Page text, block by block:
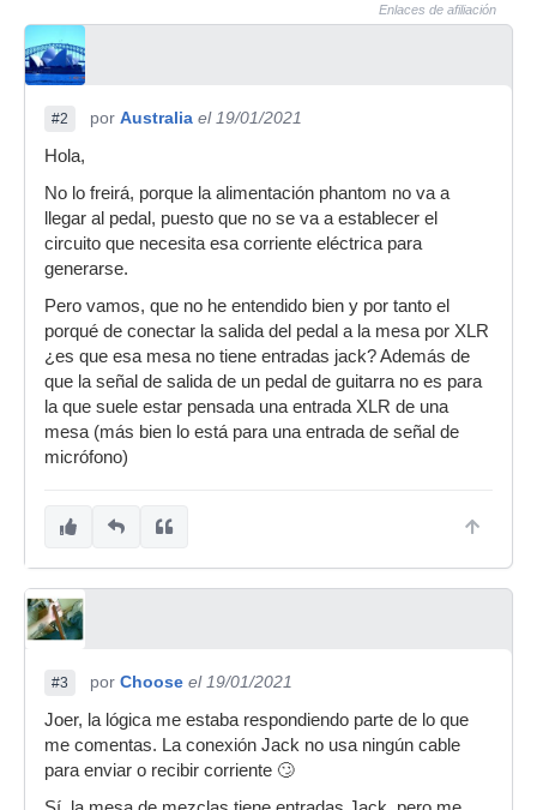
Enlaces de afiliación
#2 por Australia el 19/01/2021
Hola,
No lo freirá, porque la alimentación phantom no va a
llegar al pedal, puesto que no se va a establecer el
circuito que necesita esa corriente eléctrica para
generarse.
Pero vamos, que no he entendido bien y por tanto el
porqué de conectar la salida del pedal a la mesa por XLR
¿es que esa mesa no tiene entradas jack? Además de
que la señal de salida de un pedal de guitarra no es para
la que suele estar pensada una entrada XLR de una
mesa (más bien lo está para una entrada de señal de
micrófono)
#3 por Choose el 19/01/2021
Joer, la lógica me estaba respondiendo parte de lo que
me comentas. La conexión Jack no usa ningún cable
para enviar o recibir corriente 🙄